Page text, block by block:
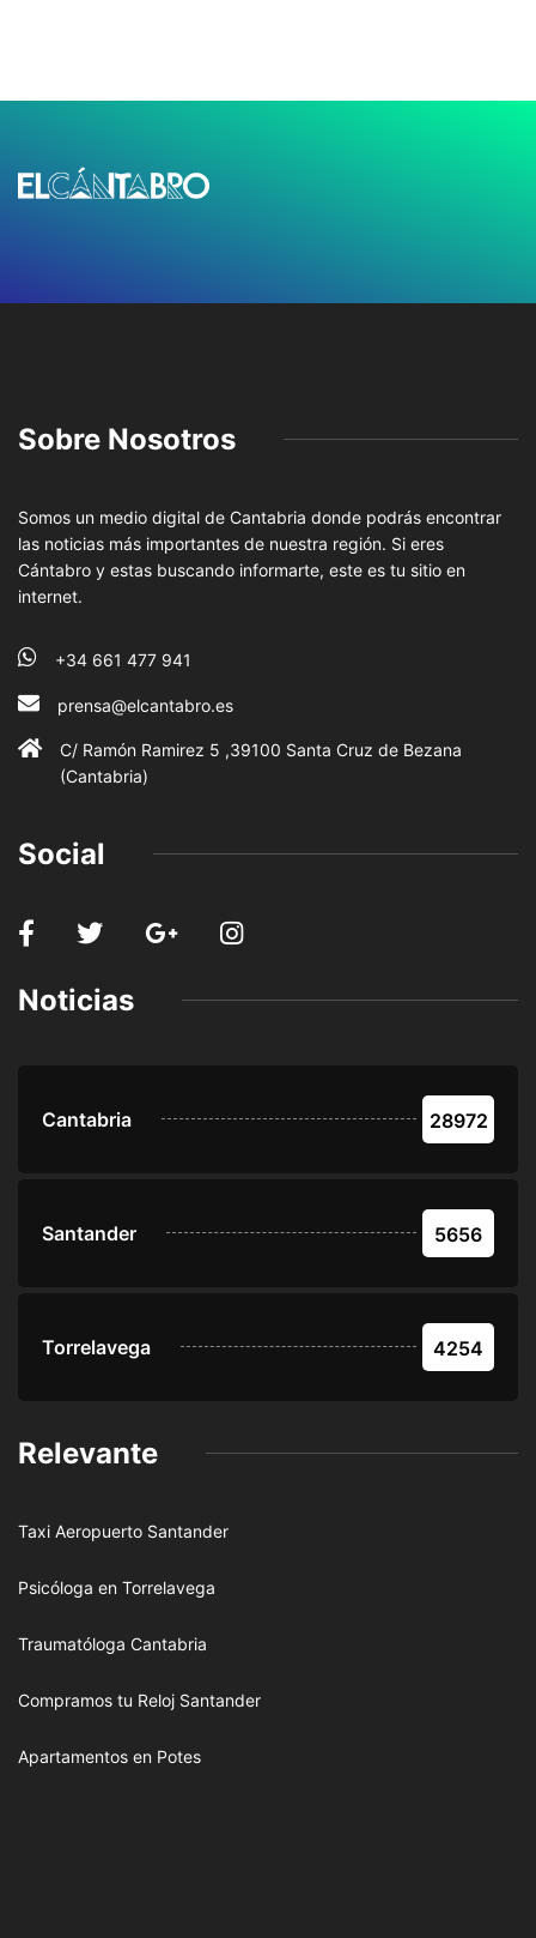
Sobre Nosotros
Somos un medio digital de Cantabria donde podrás encontrar
las noticias más importantes de nuestra región. Si eres
Cántabro y estas buscando informarte, este es tu sitio en
internet.
+34 661 477 941
prensa@elcantabro.es
C/ Ramón Ramirez 5 ,39100 Santa Cruz de Bezana
(Cantabria)
Social
Noticias
Cantabria 28972
Santander 5656
Torrelavega 4254
Relevante
Taxi Aeropuerto Santander
Psicóloga en Torrelavega
Traumatóloga Cantabria
Compramos tu Reloj Santander
Apartamentos en Potes